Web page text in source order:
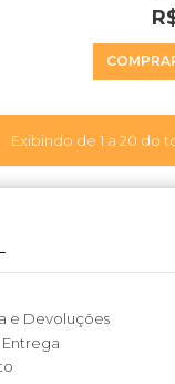
Exibindo de 1 a 20 do
e Devoluções